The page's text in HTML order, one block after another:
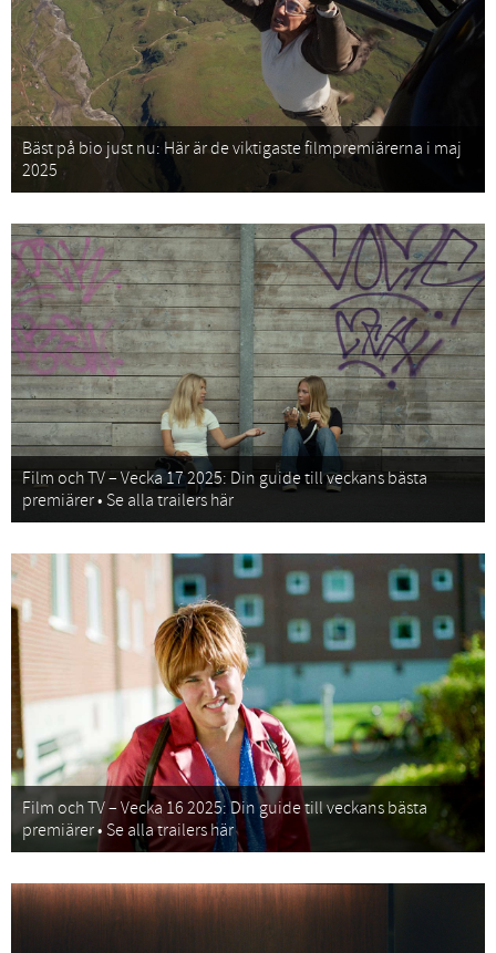
Bäst på bio just nu: Här är de viktigaste filmpremiärerna i maj
2025
Film och TV – Vecka 17 2025: Din guide till veckans bästa
premiärer • Se alla trailers här
Film och TV – Vecka 16 2025: Din guide till veckans bästa
premiärer • Se alla trailers här